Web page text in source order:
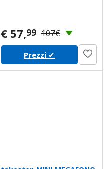
€ 57,99 107€
Prezzi ✔